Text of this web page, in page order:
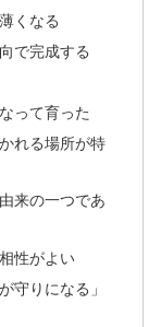
くなる
で完成する
って育った
れる場所が特
来の一つであ
性がよい
守りになる」